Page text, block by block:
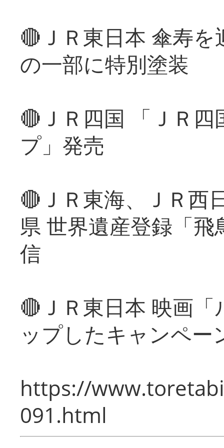
🔴ＪＲ東日本 傘寿
の一部に特別塗装
🔴ＪＲ四国 「ＪＲ
プ」発売
🔴ＪＲ東海、ＪＲ西
県 世界遺産登録「
信
🔴ＪＲ東日本 映画
ップしたキャンペー
https://
091.html